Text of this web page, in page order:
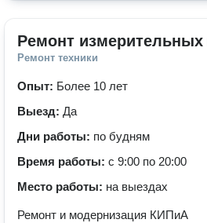
Ремонт
Ремонт техники
Опыт: Более 10 лет
Выезд: Да
Дни работы: по будням
Время работы: с 9:00 по 20:00
Место работы: на выездах
Ремонт и модернизация КИПиА